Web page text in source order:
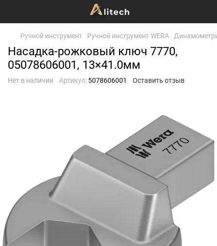
Ручной инструмент Ручной инструмент WERA
Насадка-рожковый ключ 7770,
05078606001, 13×41.0мм
Нет в наличии Артикул: 5078606001 Оставить отзыв